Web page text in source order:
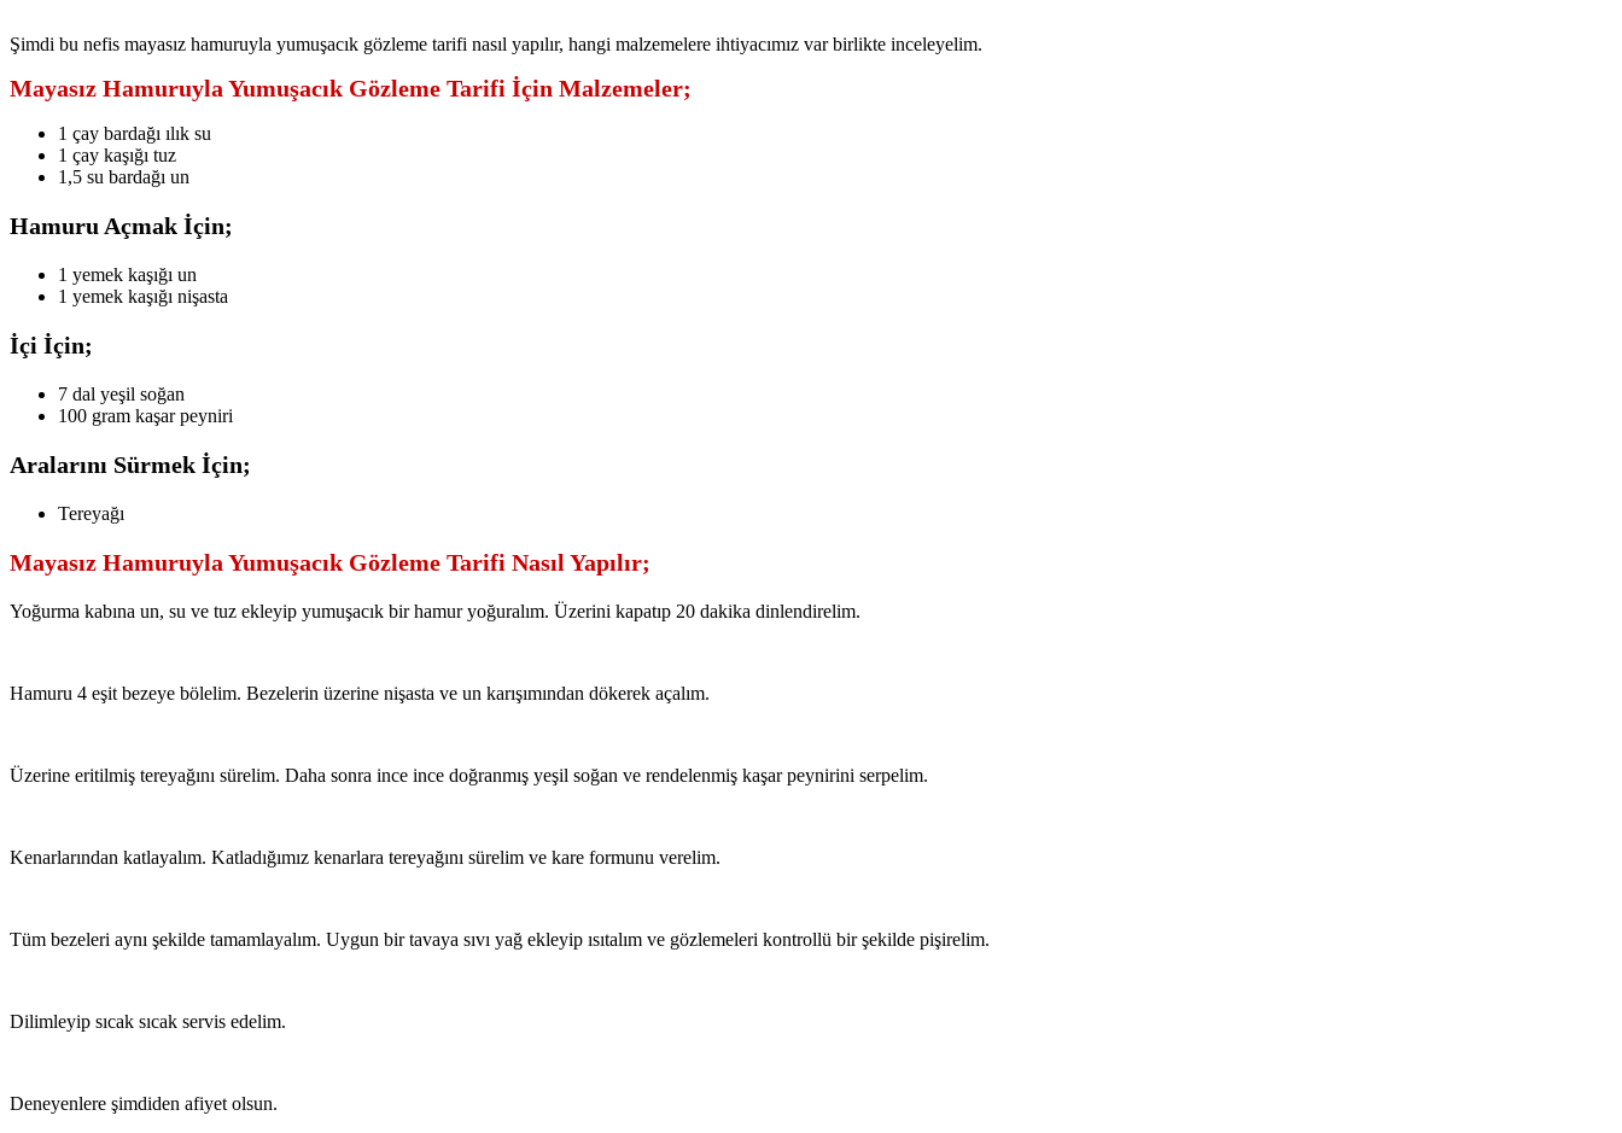
Şimdi bu nefis mayasız hamuruyla yumuşacık gözleme tarifi nasıl yapılır, hangi malzemelere ihtiyacımız var birlikte inceleyelim.
Mayasız Hamuruyla Yumuşacık Gözleme Tarifi İçin Malzemeler;
1 çay bardağı ılık su
1 çay kaşığı tuz
1,5 su bardağı un
Hamuru Açmak İçin;
1 yemek kaşığı un
1 yemek kaşığı nişasta
İçi İçin;
7 dal yeşil soğan
100 gram kaşar peyniri
Aralarını Sürmek İçin;
Tereyağı
Mayasız Hamuruyla Yumuşacık Gözleme Tarifi Nasıl Yapılır;
Yoğurma kabına un, su ve tuz ekleyip yumuşacık bir hamur yoğuralım. Üzerini kapatıp 20 dakika dinlendirelim.
Hamuru 4 eşit bezeye bölelim. Bezelerin üzerine nişasta ve un karışımından dökerek açalım.
Üzerine eritilmiş tereyağını sürelim. Daha sonra ince ince doğranmış yeşil soğan ve rendelenmiş kaşar peynirini serpelim.
Kenarlarından katlayalım. Katladığımız kenarlara tereyağını sürelim ve kare formunu verelim.
Tüm bezeleri aynı şekilde tamamlayalım. Uygun bir tavaya sıvı yağ ekleyip ısıtalım ve gözlemeleri kontrollü bir şekilde pişirelim.
Dilimleyip sıcak sıcak servis edelim.
Deneyenlere şimdiden afiyet olsun.